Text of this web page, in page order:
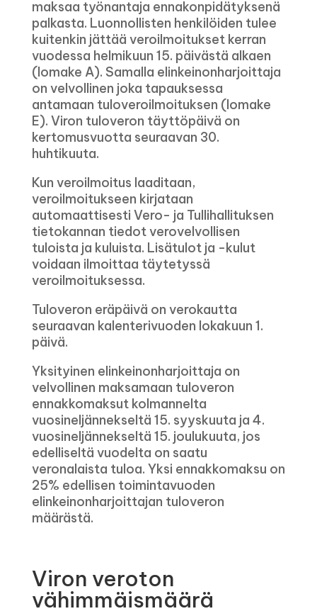
maksaa työnantaja ennakonpidätyksenä
palkasta. Luonnollisten henkilöiden tulee
kuitenkin jättää veroilmoitukset kerran
vuodessa helmikuun 15. päivästä alkaen
(lomake A). Samalla elinkeinonharjoittaja
on velvollinen joka tapauksessa
antamaan tuloveroilmoituksen (lomake
E). Viron tuloveron täyttöpäivä on
kertomusvuotta seuraavan 30.
huhtikuuta.
Kun veroilmoitus laaditaan,
veroilmoitukseen kirjataan
automaattisesti Vero- ja Tullihallituksen
tietokannan tiedot verovelvollisen
tuloista ja kuluista. Lisätulot ja -kulut
voidaan ilmoittaa täytetyssä
veroilmoituksessa.
Tuloveron eräpäivä on verokautta
seuraavan kalenterivuoden lokakuun 1.
päivä.
Yksityinen elinkeinonharjoittaja on
velvollinen maksamaan tuloveron
ennakkomaksut kolmannelta
vuosineljännekseltä 15. syyskuuta ja 4.
vuosineljännekseltä 15. joulukuuta, jos
edelliseltä vuodelta on saatu
veronalaista tuloa. Yksi ennakkomaksu on
25% edellisen toimintavuoden
elinkeinonharjoittajan tuloveron
määrästä.
Viron veroton
vähimmäismäärä